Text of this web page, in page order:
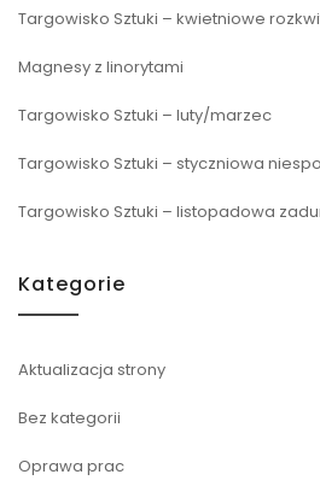
Targowisko Sztuki – kwietniowe
Magnesy z linorytami
Targowisko Sztuki – luty/marzec
Targowisko Sztuki – styczniowa
Targowisko Sztuki – listopadowa
Kategorie
Aktualizacja strony
Bez kategorii
Oprawa prac